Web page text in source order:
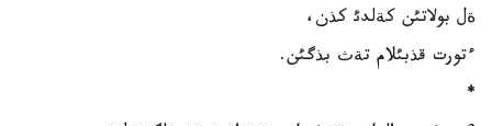
ةل بولاتئن كةلدئ كذن،
ءتورت قذبئلام تةث بذگئن.
*